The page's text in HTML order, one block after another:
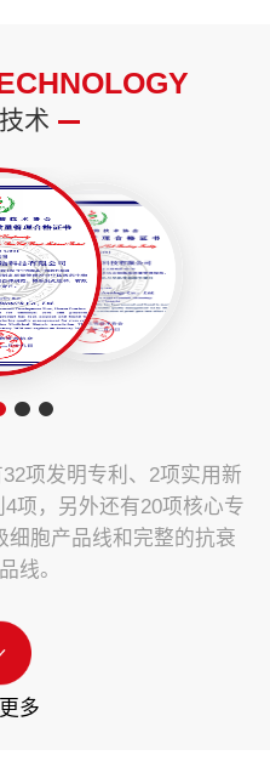
术
项发明专利、2项实用新
项，另外还有20项核心专
细胞产品线和完整的抗衰
线。
多